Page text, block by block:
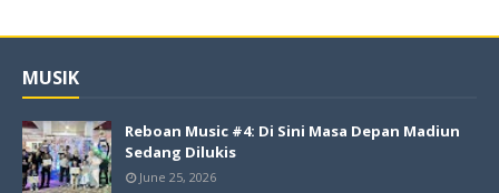
MUSIK
Reboan Music #4: Di Sini Masa Depan Madiun
Sedang Dilukis
June 25, 2026